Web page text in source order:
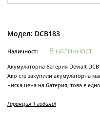
Модел: DCB183
Наличност: В наличност
Акумулаторна батерия Dewalt
Ако сте закупили акумулаторна
ниска цена на батерия, това е
Гаранция 1 година!